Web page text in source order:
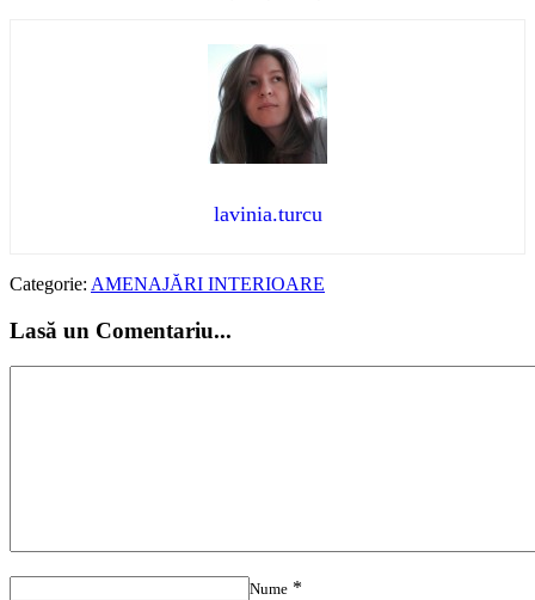
lavinia.turcu
Categorie: AMENAJĂRI INTERIOARE
Lasă un Comentariu...
Nume *